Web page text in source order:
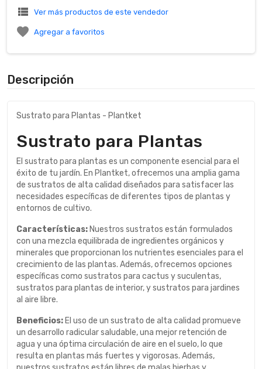
view_list Ver más productos de este vendedor
 Agregar a favoritos
Descripción
Sustrato para Plantas - Plantket
Sustrato para Plantas
El sustrato para plantas es un componente esencial para el
éxito de tu jardín. En Plantket, ofrecemos una amplia gama
de sustratos de alta calidad diseñados para satisfacer las
necesidades específicas de diferentes tipos de plantas y
entornos de cultivo.
Características: Nuestros sustratos están formulados
con una mezcla equilibrada de ingredientes orgánicos y
minerales que proporcionan los nutrientes esenciales para el
crecimiento de las plantas. Además, ofrecemos opciones
específicas como sustratos para cactus y suculentas,
sustratos para plantas de interior, y sustratos para jardines
al aire libre.
Beneficios: El uso de un sustrato de alta calidad promueve
un desarrollo radicular saludable, una mejor retención de
agua y una óptima circulación de aire en el suelo, lo que
resulta en plantas más fuertes y vigorosas. Además,